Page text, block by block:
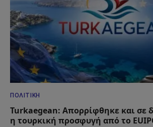
ΠΟΛΙΤΙΚΉ
Turkaegean: Απορρίφθηκε και σε
η τουρκική προσφυγή από το